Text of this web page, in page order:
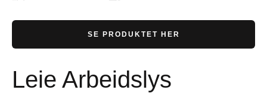
SE PRODUKTET HER
Leie Arbeidslys